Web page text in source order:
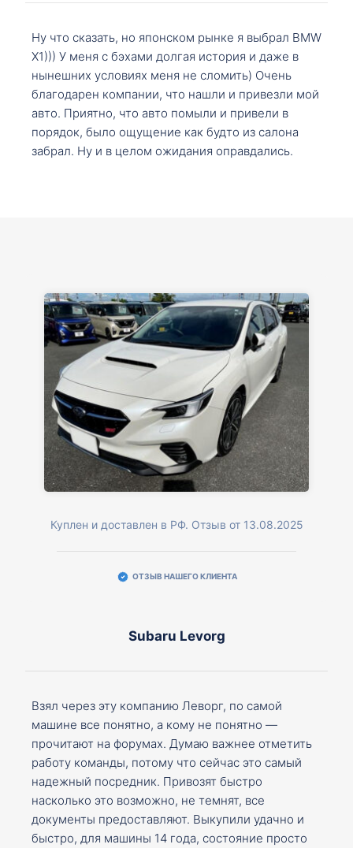
Ну что сказать, но японском рынке я выбрал BMW
X1))) У меня с бэхами долгая история и даже в
нынешних условиях меня не сломить) Очень
благодарен компании, что нашли и привезли мой
авто. Приятно, что авто помыли и привели в
порядок, было ощущение как будто из салона
забрал. Ну и в целом ожидания оправдались.
Куплен и доставлен в РФ. Отзыв от 13.08.2025
ОТЗЫВ НАШЕГО КЛИЕНТА
Subaru Levorg
Взял через эту компанию Леворг, по самой
машине все понятно, а кому не понятно —
прочитают на форумах. Думаю важнее отметить
работу команды, потому что сейчас это самый
надежный посредник. Привозят быстро
насколько это возможно, не темнят, все
документы предоставляют. Выкупили удачно и
быстро, для машины 14 года, состояние просто